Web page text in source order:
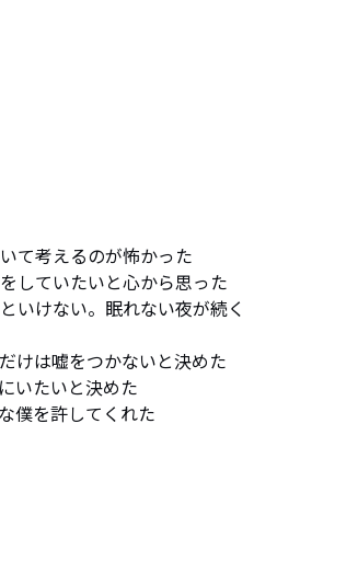
て考えるのが怖かった
していたいと心から思った
いけない。眠れない夜が続く
けは嘘をつかないと決めた
いたいと決めた
僕を許してくれた